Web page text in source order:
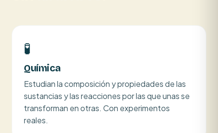
🧪
Química
Estudian la composición y propiedades de las
sustancias y las reacciones por las que unas se
transforman en otras. Con experimentos
reales.